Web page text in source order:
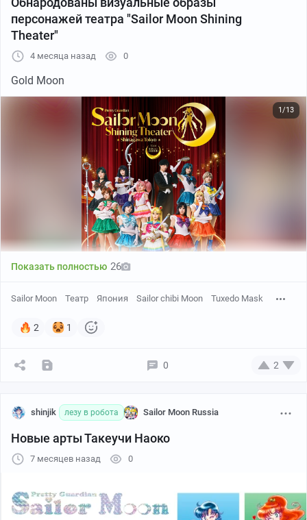
персонажей театра "Sailor Moon Shining
Theater"
4 месяца назад 0
Gold Moon
1/13
Silver Moon
1/13
Показать полностью 26
Sailor Moon Театр Япония Sailor chibi Moon Tuxedo Mask
2 1
0 2
shinjik лезу в робота Sailor Moon Russia
Новые арты Такеучи Наоко
7 месяцев назад 0